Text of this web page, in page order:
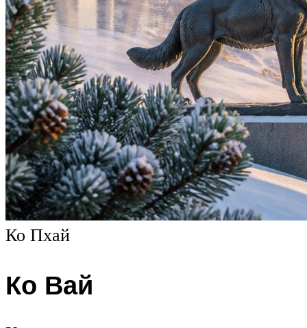
Ко Пхай
Ко Вай